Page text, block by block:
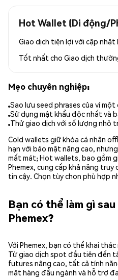
Hot Wallet (Di động/
Giao dịch tiện lợi với cập
Tốt nhất cho Giao dịch
Mẹo chuyên nghiệp:
Sao lưu seed phrases của ví
Sử dụng mật khẩu độc nhất và
Thử giao dịch với số lượng nhỏ
Cold wallets giữ khóa cá nhân
hạn với bảo mật nâng cao,
mất mát; Hot wallets, bao gồm
Phemex, cung cấp khả năng
tin cậy. Chọn tùy chọn phù hợp
Bạn có thể làm gì
Phemex?
Với Phemex, bạn có thể khai
Từ giao dịch spot đầu tiên đến
futures nâng cao, tất cả tính
mật hàng đầu ngành và hỗ trợ